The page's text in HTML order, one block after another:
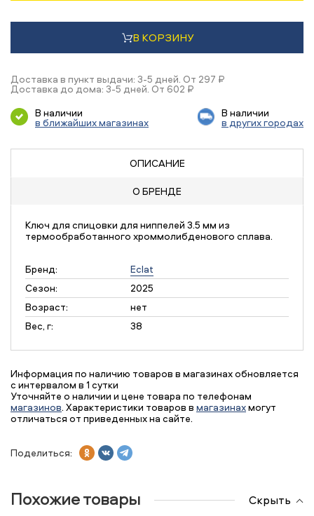
В КОРЗИНУ
Доставка в пункт выдачи: 3-5 дней. От 297 ₽
Доставка до дома: 3-5 дней. От 602 ₽
В наличии
в ближайших магазинах
В наличии
в других городах
ОПИСАНИЕ
О БРЕНДЕ
Ключ для спицовки для ниппелей 3.5 мм из
термообработанного хроммолибденового сплава.
Бренд:
Eclat
Сезон:
2025
Возраст:
нет
Вес, г:
38
Информация по наличию товаров в магазинах обновляется
с интервалом в 1 сутки
Уточняйте о наличии и цене товара по телефонам
магазинов. Характеристики товаров в магазинахмогут
отличаться от приведенных на сайте.
Поделиться:
Похожие товары Скрыть